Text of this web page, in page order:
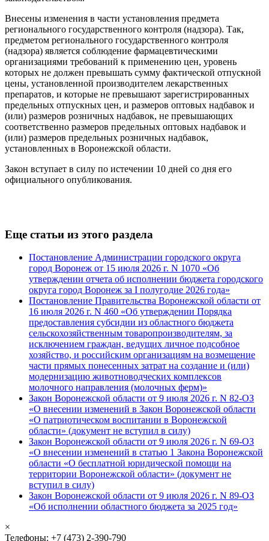
Внесены изменения в части установления предмета
регионального государственного контроля (надзора). Так,
предметом регионального государственного контроля
(надзора) является соблюдение фармацевтическими
организациями требований к применению цен, уровень
которых не должен превышать сумму фактической отпускной
цены, установленной производителем лекарственных
препаратов, и которые не превышают зарегистрированных
предельных отпускных цен, и размеров оптовых надбавок и
(или) размеров розничных надбавок, не превышающих
соответственно размеров предельных оптовых надбавок и
(или) размеров предельных розничных надбавок,
установленных в Воронежской области.
Закон вступает в силу по истечении 10 дней со дня его
официального опубликования.
Еще статьи из этого раздела
Постановление Администрации городского округа
город Воронеж от 15 июля 2026 г. N 1070 «Об
утверждении отчета об исполнении бюджета городского
округа город Воронеж за I полугодие 2026 года»
Постановление Правительства Воронежской области от
16 июля 2026 г. N 460 «Об утверждении Порядка
предоставления субсидии из областного бюджета
сельскохозяйственным товаропроизводителям, за
исключением граждан, ведущих личное подсобное
хозяйство, и российским организациям на возмещение
части прямых понесенных затрат на создание и (или)
модернизацию животноводческих комплексов
молочного направления (молочных ферм)»
Закон Воронежской области от 9 июля 2026 г. N 82-ОЗ
«О внесении изменений в Закон Воронежской области
«О патриотическом воспитании в Воронежской
области» (документ не вступил в силу)
Закон Воронежской области от 9 июля 2026 г. N 69-ОЗ
«О внесении изменений в статью 1 Закона Воронежской
области «О бесплатной юридической помощи на
территории Воронежской области» (документ не
вступил в силу)
Закон Воронежской области от 9 июля 2026 г. N 89-ОЗ
«Об исполнении областного бюджета за 2025 год»
×
Телефоны: +7 (473) 2-390-790